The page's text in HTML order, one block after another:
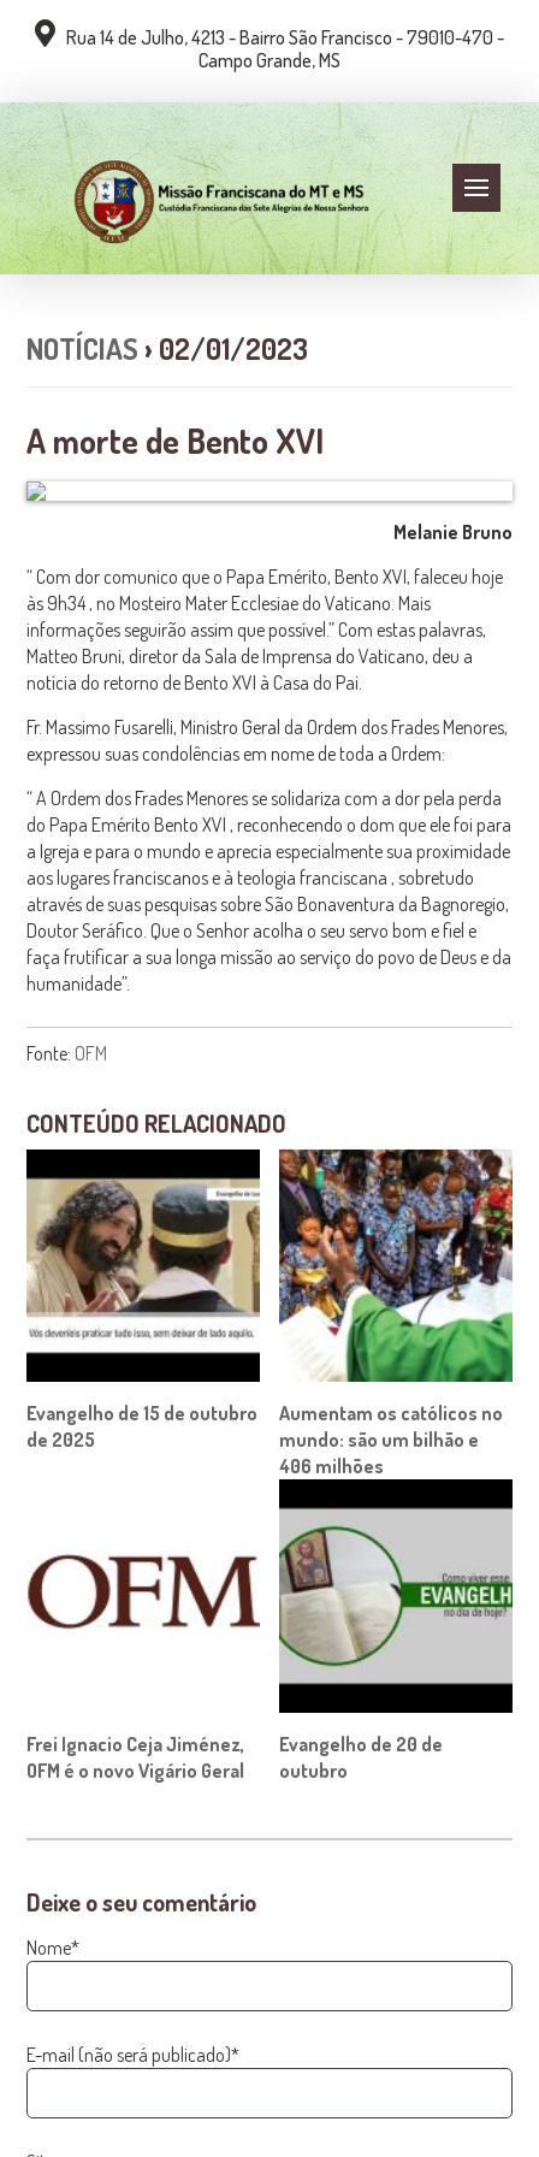
Rua 14 de Julho, 4213 - Bairro São Francisco - 79010-470 -
Campo Grande, MS
NOTÍCIAS › 02/01/2023
A morte de Bento XVI
Melanie Bruno
“ Com dor comunico que o Papa Emérito, Bento XVI, faleceu hoje
às 9h34, no Mosteiro Mater Ecclesiae do Vaticano. Mais
informações seguirão assim que possível.” Com estas palavras,
Matteo Bruni, diretor da Sala de Imprensa do Vaticano, deu a
notícia do retorno de Bento XVI à Casa do Pai.
Fr. Massimo Fusarelli, Ministro Geral da Ordem dos Frades Menores,
expressou suas condolências em nome de toda a Ordem:
“A Ordem dos Frades Menores se solidariza com a dor pela perda
do Papa Emérito Bento XVI , reconhecendo o dom que ele foi para
a Igreja e para o mundo e aprecia especialmentesua proximidade
aos lugares franciscanos e à teologia franciscana , sobretudo
através de suas pesquisas sobre São Bonaventura da Bagnoregio,
Doutor Seráfico. Que o Senhor acolha o seu servo bom e fiel e
faça frutificar a sua longa missão ao serviço do povo de Deus e da
humanidade”.
Fonte: OFM
CONTEÚDO RELACIONADO
Evangelho de 15 de outubro
de 2025
Aumentam os católicos no
mundo: são um bilhão e
406 milhões
Frei Ignacio Ceja Jiménez,
OFM é o novo Vigário Geral
Evangelho de 20 de
outubro
Deixe o seu comentário
Nome*
E-mail (não será publicado)*